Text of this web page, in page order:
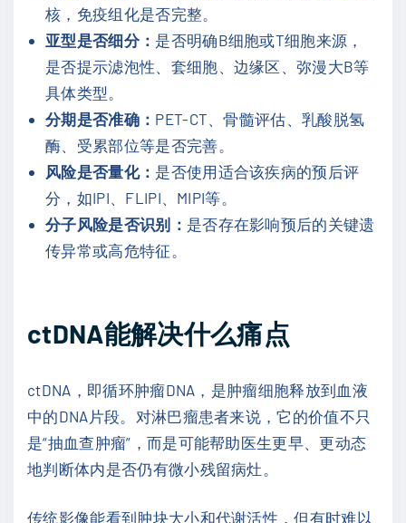
核，免疫组化是否完整。
亚型是否细分： 是否明确B细胞或T细胞来源，
是否提示滤泡性、套细胞、边缘区、弥漫大B等
具体类型。
分期是否准确： PET-CT、骨髓评估、乳酸脱氢
酶、受累部位等是否完善。
风险是否量化： 是否使用适合该疾病的预后评
分，如IPI、FLIPI、MIPI等。
分子风险是否识别： 是否存在影响预后的关键遗
传异常或高危特征。
ctDNA能解决什么痛点
ctDNA，即循环肿瘤DNA，是肿瘤细胞释放到血液
中的DNA片段。对淋巴瘤患者来说，它的价值不只
是“抽血查肿瘤”，而是可能帮助医生更早、更动态
地判断体内是否仍有微小残留病灶。
传统影像能看到肿块大小和代谢活性，但有时难以